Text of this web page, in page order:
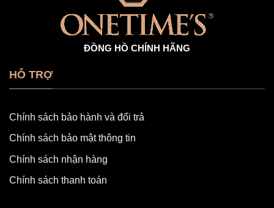
ĐỒNG HỒ CHÍNH HÃNG
HỖ TRỢ
Chính sách bảo hành và đổi trả
Chính sách bảo mật thông tin
Chính sách nhận hàng
Chính sách thanh toán